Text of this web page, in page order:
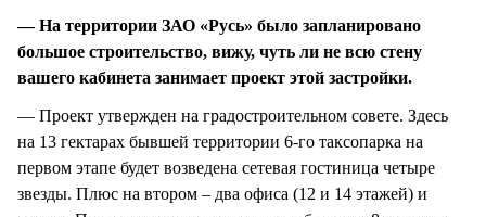
— На территории ЗАО «Русь» было запланировано
большое строительство, вижу, чуть ли не всю стену
вашего кабинета занимает проект этой застройки.
— Проект утвержден на градостроительном совете. Здесь
на 13 гектарах бывшей территории 6-го таксопарка на
первом этапе будет возведена сетевая гостиница четыре
звезды. Плюс на втором – два офиса (12 и 14 этажей) и